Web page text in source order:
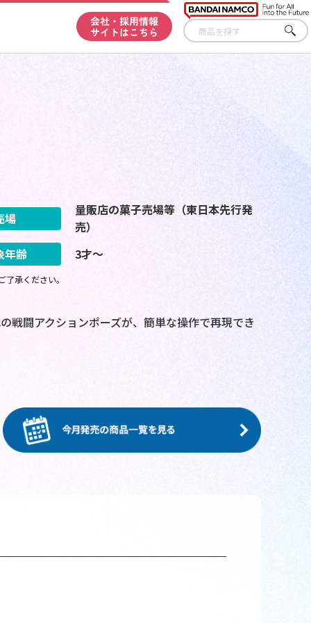
会社・採用情報
サイトはこちら
さが
す
場
量販店の菓子売場等（東日本先行発
売）
年齢
3才～
承ください。
戦闘アクションポーズが、簡単な操作で再現でき